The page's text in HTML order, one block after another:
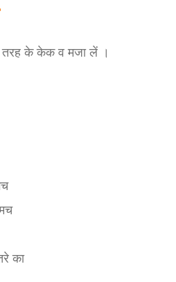
के केक व मजा लें ।
का